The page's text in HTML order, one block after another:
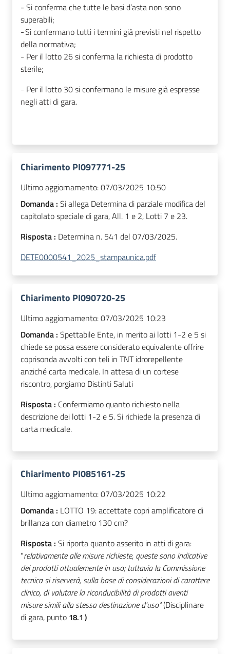
- Si conferma che tutte le basi d’asta non sono
superabili;
-Si confermano tutti i termini già previsti nel rispetto
della normativa;
- Per il lotto 26 si conferma la richiesta di prodotto
sterile;
- Per il lotto 30 si confermano le misure già espresse
negli atti di gara.
Chiarimento PI097771-25
Ultimo aggiornamento:07/03/2025 10:50
Domanda : Si allega Determina di parziale modifica del
capitolato speciale di gara, All. 1 e 2, Lotti 7 e 23.
Risposta : Determina n. 541 del 07/03/2025.
DETE0000541_2025_stampaunica.pdf
Chiarimento PI090720-25
Ultimo aggiornamento:07/03/2025 10:23
Domanda : Spettabile Ente, in merito ai lotti 1-2 e 5 si
chiede se possa essere considerato equivalente offrire
coprisonda avvolti con teli in TNT idrorepellente
anziché carta medicale. In attesa di un cortese
riscontro, porgiamo Distinti Saluti
Risposta : Confermiamo quanto richiesto nella
descrizione dei lotti 1-2 e 5. Si richiede la presenza di
carta medicale.
Chiarimento PI085161-25
Ultimo aggiornamento:07/03/2025 10:22
Domanda : LOTTO 19: accettate copri amplificatore di
brillanza con diametro 130 cm?
Risposta : Si riporta quanto asserito in atti di gara:
"relativamente alle misure richieste, queste sono indicative
dei prodotti attualemente in uso; tuttavia la Commissione
tecnica si riserverà, sulla base di considerazioni di carattere
clinico, di valutare la riconducibilità di prodotti aventi
misure simili alla stessa destinazione d'uso"(Disciplinare
di gara, punto 18.1 )